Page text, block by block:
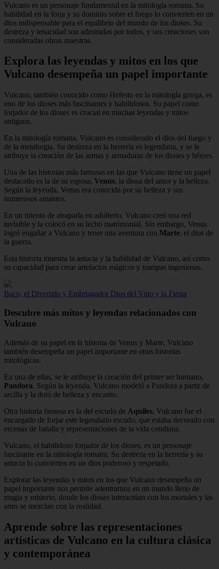
Vulcano es un personaje fundamental en la mitología romana. Su
habilidad en la forja y su dominio sobre el fuego lo convierten en un
dios indispensable para el equilibrio del mundo de los dioses. Su
destreza y tenacidad son admiradas por todos, y sus creaciones son
consideradas obras maestras.
Explora las leyendas y mitos en los que
Vulcano desempeña un papel importante
Vulcano, también conocido como Hefesto en la mitología griega, es
uno de los dioses más fascinantes y habilidosos. Su papel como
forjador de los dioses es crucial en muchas leyendas y mitos
antiguos.
En la mitología romana, Vulcano es considerado el dios del fuego y
de la metalurgia. Su destreza en la herrería es legendaria, y se le
atribuye la creación de las armas y armaduras de los dioses y héroes.
Una de las historias más famosas en las que Vulcano tiene un papel
destacado es la de su esposa, Venus, la diosa del amor y la belleza.
Según la leyenda, Venus era conocida por su belleza y sus
numerosos amantes.
En un intento de atraparla en adulterio, Vulcano creó una red
invisible y la colocó en su lecho matrimonial. Sin embargo, Venus
logró engañar a Vulcano y tener una aventura con Marte, el dios de
la guerra.
Esta historia muestra la astucia y la habilidad de Vulcano, así como
su capacidad para crear artefactos mágicos y trampas ingeniosas.
Baco, el Divertido y Embriagador Dios del Vino y la Fiesta
Descubre más mitos y leyendas relacionados con
Vulcano
Además de su papel en la historia de Venus y Marte, Vulcano
también desempeña un papel importante en otras historias
mitológicas.
En una de ellas, se le atribuye la creación del primer ser humano,
Pandora. Según la leyenda, Vulcano modeló a Pandora a partir de
arcilla y la dotó de belleza y encanto.
Otra historia famosa es la del escudo de Aquiles. Vulcano fue el
encargado de forjar este legendario escudo, que estaba decorado con
escenas de batalla y representaciones de la vida cotidiana.
Vulcano, el habilidoso forjador de los dioses, es un personaje
fascinante en la mitología romana. Su destreza en la herrería y su
astucia lo convierten en un dios poderoso y respetado.
Explorar las leyendas y mitos en los que Vulcano desempeña un
papel importante nos permite adentrarnos en un mundo lleno de
magia y misterio, donde los dioses interactúan con los mortales y las
artes se mezclan con la realidad.
Aprende sobre las representaciones
artísticas de Vulcano en la cultura clásica
y contemporánea